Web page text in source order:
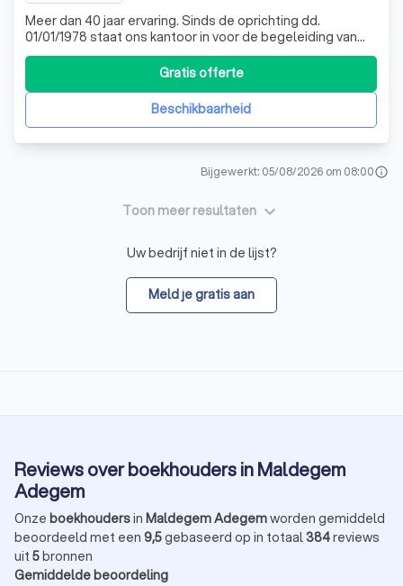
Meer dan 40 jaar ervaring. Sinds de oprichting dd.
01/01/1978 staat ons kantoor in voor de begeleiding van
ondernemingen op het vlak van boekhouding en fiscaliteit.
Ons team bestaat uit 2 vennoten, Ann Cabooter en Geert
Verbeke, en 7 medewerkers die er steeds naar streven de
bedrijven op de best moBeschikbaarheid
Gratis offerte
Bijgewerkt: 05/08/2026 om 08:00info
Toon meer resultaten keyboard_arrow_down
Uw bedrijf niet in de lijst?
Meld je gratis aan
Reviews over boekhouders in Maldegem
Adegem
Onze boekhoudersin Maldegem Adegemworden gemiddeld
beoordeeld met een 9,5gebaseerd op in totaal384reviews
uit 5bronnen
Gemiddelde beoordeling